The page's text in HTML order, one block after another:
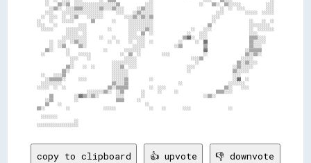
copy to clipboard 👍 upvote 👎 downvote